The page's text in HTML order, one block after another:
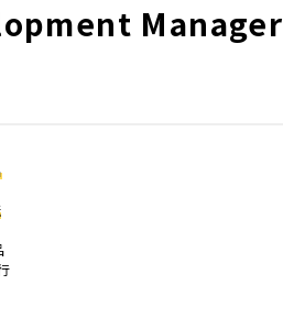
Manager